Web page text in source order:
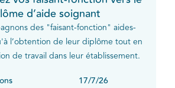
d’aide soignant
des "faisant-fonction" aides-
l’obtention de leur diplôme tout en
de travail dans leur établissement.
17/7/26